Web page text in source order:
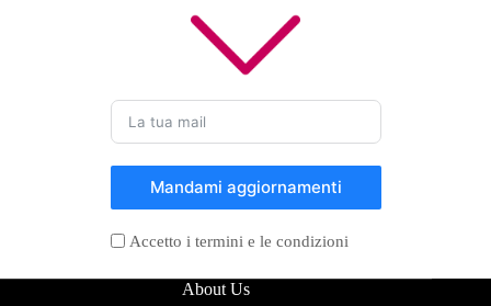
Mandami aggiornamenti
Accetto i termini e le condizioni
About Us